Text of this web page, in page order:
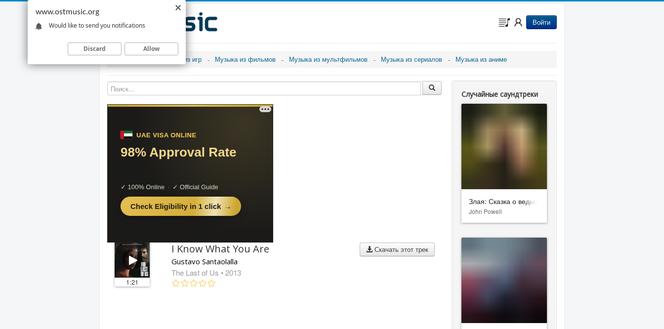
Войти
Музыка из игр Музыка из фильмов Музыка из мультфильмов Музыка из сериалов Музыка из аниме
1:21
Скачать этот трек
I Know What You Are
Gustavo Santaolalla
The Last of Us • 2013
Случайные саундтреки
Злая: Сказка о ведьме Запада
John Powell
www.ostmusic.org
Would like to send you notifications
Discard Allow